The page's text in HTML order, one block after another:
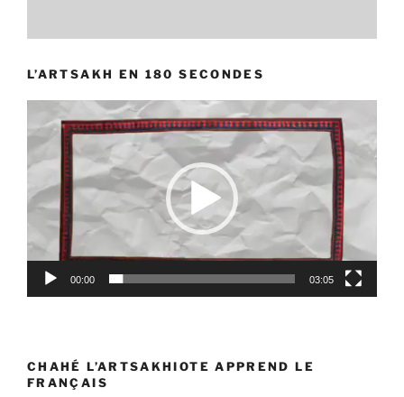
L’ARTSAKH EN 180 SECONDES
vidéo
00:00 03:05
CHAHÉ L’ARTSAKHIOTE APPREND LE
FRANÇAIS